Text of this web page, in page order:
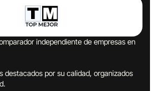
independiente de empresas en
destacados por su calidad, organizados